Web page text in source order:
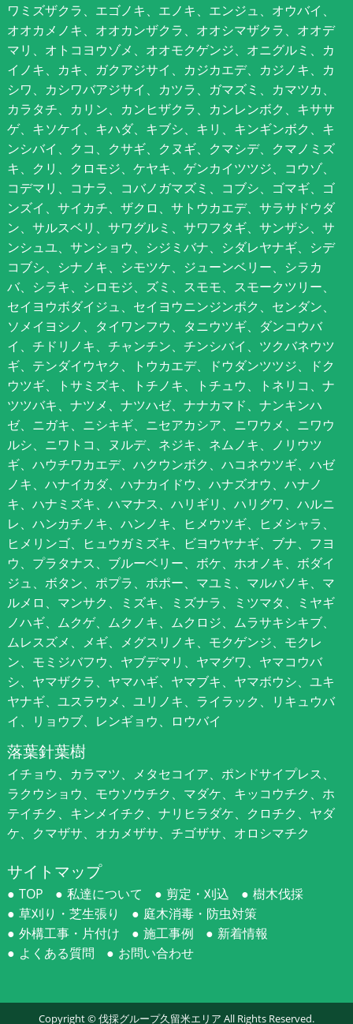
ワミズザクラ、エゴノキ、エノキ、エンジュ、オウバイ、
オオカメノキ、オオカンザクラ、オオシマザクラ、オオデ
マリ、オトコヨウゾメ、オオモクゲンジ、オニグルミ、カ
イノキ、カキ、ガクアジサイ、カジカエデ、カジノキ、カ
シワ、カシワバアジサイ、カツラ、ガマズミ、カマツカ、
カラタチ、カリン、カンヒザクラ、カンレンボク、キササ
ゲ、キソケイ、キハダ、キブシ、キリ、キンギンボク、キ
ンシバイ、クコ、クサギ、クヌギ、クマシデ、クマノミズ
キ、クリ、クロモジ、ケヤキ、ゲンカイツツジ、コウゾ、
コデマリ、コナラ、コバノガマズミ、コブシ、ゴマギ、ゴ
ンズイ、サイカチ、ザクロ、サトウカエデ、サラサドウダ
ン、サルスベリ、サワグルミ、サワフタギ、サンザシ、サ
ンシュユ、サンショウ、シジミバナ、シダレヤナギ、シデ
コブシ、シナノキ、シモツケ、ジューンベリー、シラカ
バ、シラキ、シロモジ、ズミ、スモモ、スモークツリー、
セイヨウボダイジュ、セイヨウニンジンボク、センダン、
ソメイヨシノ、タイワンフウ、タニウツギ、ダンコウバ
イ、チドリノキ、チャンチン、チンシバイ、ツクバネウツ
ギ、テンダイウヤク、トウカエデ、ドウダンツツジ、ドク
ウツギ、トサミズキ、トチノキ、トチュウ、トネリコ、ナ
ツツバキ、ナツメ、ナツハゼ、ナナカマド、ナンキンハ
ゼ、ニガキ、ニシキギ、ニセアカシア、ニワウメ、ニワウ
ルシ、ニワトコ、ヌルデ、ネジキ、ネムノキ、ノリウツ
ギ、ハウチワカエデ、ハクウンボク、ハコネウツギ、ハゼ
ノキ、ハナイカダ、ハナカイドウ、ハナズオウ、ハナノ
キ、ハナミズキ、ハマナス、ハリギリ、ハリグワ、ハルニ
レ、ハンカチノキ、ハンノキ、ヒメウツギ、ヒメシャラ、
ヒメリンゴ、ヒュウガミズキ、ビヨウヤナギ、ブナ、フヨ
ウ、プラタナス、ブルーベリー、ボケ、ホオノキ、ボダイ
ジュ、ボタン、ポプラ、ポポー、マユミ、マルバノキ、マ
ルメロ、マンサク、ミズキ、ミズナラ、ミツマタ、ミヤギ
ノハギ、ムクゲ、ムクノキ、ムクロジ、ムラサキシキブ、
ムレスズメ、メギ、メグスリノキ、モクゲンジ、モクレ
ン、モミジバフウ、ヤブデマリ、ヤマグワ、ヤマコウバ
シ、ヤマザクラ、ヤマハギ、ヤマブキ、ヤマボウシ、ユキ
ヤナギ、ユスラウメ、ユリノキ、ライラック、リキュウバ
イ、リョウブ、レンギョウ、ロウバイ
落葉針葉樹
イチョウ、カラマツ、メタセコイア、ポンドサイプレス、
ラクウショウ、モウソウチク、マダケ、キッコウチク、ホ
テイチク、キンメイチク、ナリヒラダケ、クロチク、ヤダ
ケ、クマザサ、オカメザサ、チゴザサ、オロシマチク
サイトマップ
TOP 私達について 剪定・刈込
樹木伐採
草刈り・芝生張り
庭木消毒・防虫対策
外構工事・片付け
施工事例
新着情報
よくある質問
お問い合わせ
Copyright ©伐採グループ久留米エリア All Rights Reserved.